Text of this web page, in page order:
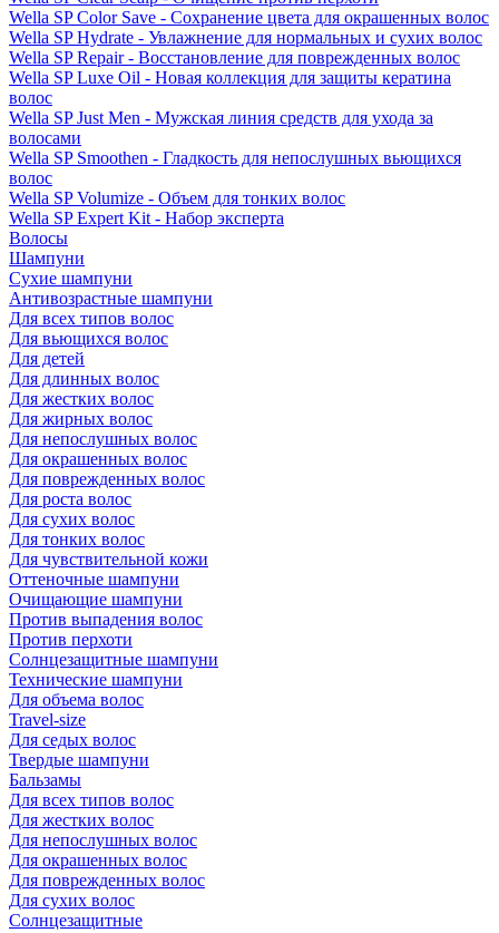
Wella SP Color Save - Сохранение цвета для окрашенных волос
Wella SP Hydrate - Увлажнение для нормальных и сухих волос
Wella SP Repair - Восстановление для поврежденных волос
Wella SP Luxe Oil - Новая коллекция для защиты кератина
волос
Wella SP Just Men - Мужская линия средств для ухода за
волосами
Wella SP Smoothen - Гладкость для непослушных вьющихся
волос
Wella SP Volumize - Объем для тонких волос
Wella SP Expert Kit - Набор эксперта
Волосы
Шампуни
Сухие шампуни
Антивозрастные шампуни
Для всех типов волос
Для вьющихся волос
Для детей
Для длинных волос
Для жестких волос
Для жирных волос
Для непослушных волос
Для окрашенных волос
Для поврежденных волос
Для роста волос
Для сухих волос
Для тонких волос
Для чувствительной кожи
Оттеночные шампуни
Очищающие шампуни
Против выпадения волос
Против перхоти
Солнцезащитные шампуни
Технические шампуни
Для объема волос
Travel-size
Для седых волос
Твердые шампуни
Бальзамы
Для всех типов волос
Для жестких волос
Для непослушных волос
Для окрашенных волос
Для поврежденных волос
Для сухих волос
Солнцезащитные